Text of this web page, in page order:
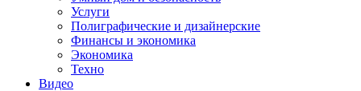
Услуги
Полиграфические и дизайнерские
Финансы и экономика
Экономика
Техно
Видео